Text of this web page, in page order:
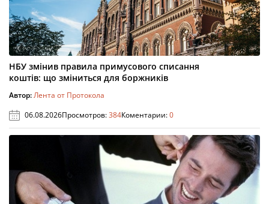
НБУ змінив правила примусового списання
коштів: що зміниться для боржників
Автор:Лента от Протокола
06.08.2026Просмотров:384Коментарии:0